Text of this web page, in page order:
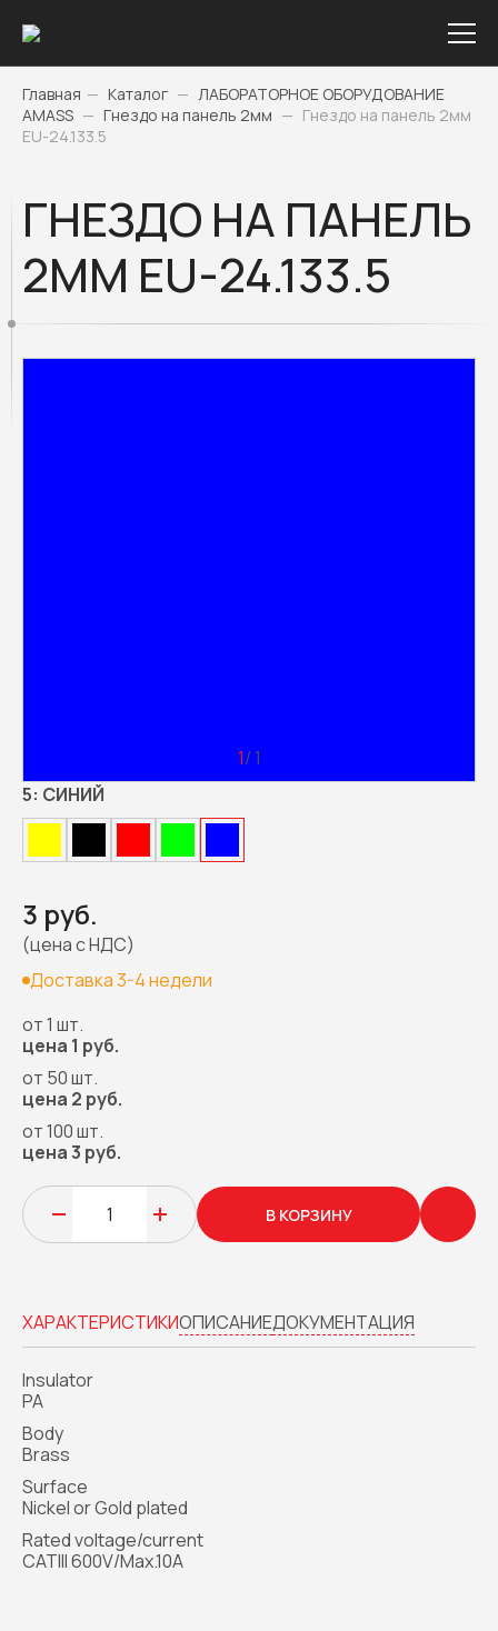
Главная — Каталог — ЛАБОРАТОРНОЕ ОБОРУДОВАНИЕ
AMASS — Гнездо на панель 2мм — Гнездо на панель 2мм
EU-24.133.5
ГНЕЗДО НА ПАНЕЛЬ
2ММ EU-24.133.5
1/ 1
5: СИНИЙ
3 руб.
(цена с НДС)
Доставка 3-4 недели
от 1 шт.
цена 1 руб.
от 50 шт.
цена 2 руб.
от 100 шт.
цена 3 руб.
В КОРЗИНУ
ХАРАКТЕРИСТИКИОПИСАНИЕДОКУМЕНТАЦИЯ
Insulator
PA
Body
Brass
Surface
Nickel or Gold plated
Rated voltage/current
CATIII 600V/Max.10A